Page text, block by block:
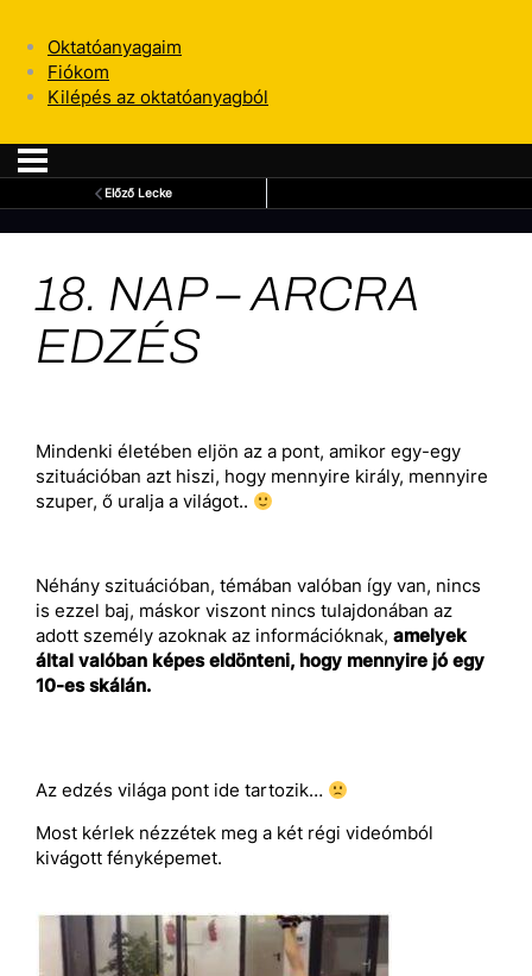
Oktatóanyagaim
Fiókom
Kilépés az oktatóanyagból
Előző Lecke
18. NAP – ARCRA
EDZÉS
Mindenki életében eljön az a pont, amikor egy-egy
szituációban azt hiszi, hogy mennyire király, mennyire
szuper, ő uralja a világot..
Néhány szituációban, témában valóban így van, nincs
is ezzel baj, máskor viszont nincs tulajdonában az
adott személy azoknak az információknak, amelyek
által valóban képes eldönteni, hogy mennyire jó egy
10-es skálán.
Az edzés világa pont ide tartozik…
Most kérlek nézzétek meg a két régi videómból
kivágott fényképemet.